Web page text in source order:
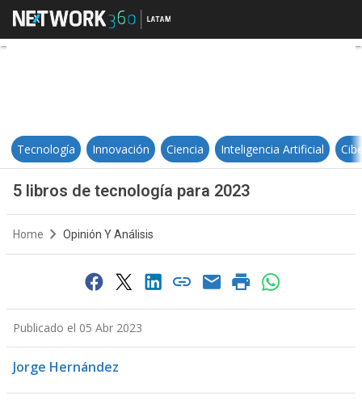
5 libros de tecnología para 2023
Tecnología Innovación Ciencia Inteligencia Artificial
5 libros de tecnología para 2023
Home Opinión Y Análisis
Publicado el 05 Abr 2023
Jorge Hernández